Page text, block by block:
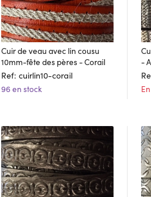
Cuir de veau avec lin cousu
10mm-fête des pères - Corail
Ref: cuirlin10-corail
96 en stock
-